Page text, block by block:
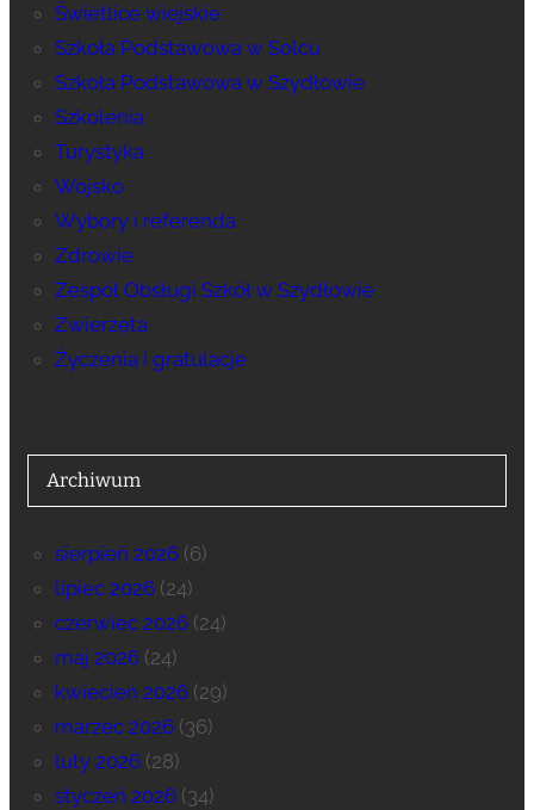
Świetlice wiejskie
Szkoła Podstawowa w Solcu
Szkoła Podstawowa w Szydłowie
Szkolenia
Turystyka
Wojsko
Wybory i referenda
Zdrowie
Zespół Obsługi Szkół w Szydłowie
Zwierzęta
Życzenia i gratulacje
Archiwum
sierpień 2026(6)
lipiec 2026(24)
czerwiec 2026(24)
maj 2026(24)
kwiecień 2026(29)
marzec 2026(36)
luty 2026(28)
styczeń 2026(34)